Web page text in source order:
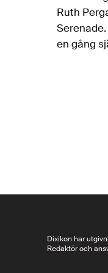
Ruth
en gång
Dixikon har
Redaktör och